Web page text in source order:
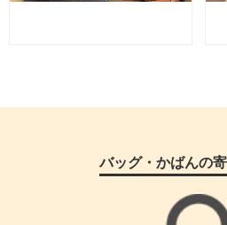
バッグ・かばんの